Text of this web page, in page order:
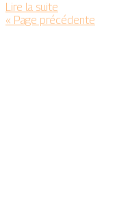
Lire la suite
« Page précédente